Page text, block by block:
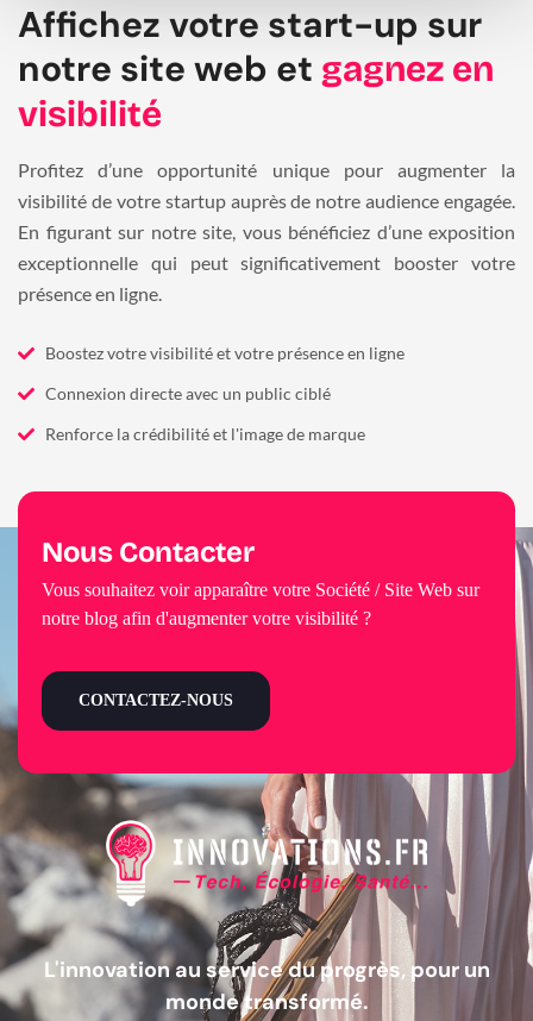
Affichez votre start-up sur
notre site web et gagnez en
visibilité
Profitez d’une opportunité unique pour augmenter la
visibilité de votre startup auprès de notre audience engagée.
En figurant sur notre site, vous bénéficiez d’une exposition
exceptionnelle qui peut significativement booster votre
présence en ligne.
Boostez votre visibilité et votre présence en ligne
Connexion directe avec un public ciblé
Renforce la crédibilité et l'image de marque
L'innovation au service du progrès, pour un
monde transformé.
Nous Contacter
Vous souhaitez voir apparaître votre Société / Site Web sur
notre blog afin d'augmenter votre visibilité ?
CONTACTEZ-NOUS